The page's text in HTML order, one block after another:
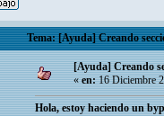
Tema: [Ayuda] Creando
[Ayuda] Creando
«en:16 Diciembre
Hola, estoy haciendo un